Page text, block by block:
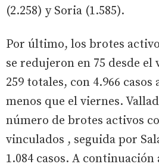
(2.258) y Soria (1.585).
Por último, los brotes
se redujeron en 75 desde el
259 totales, con 4.966 casos
menos que el viernes.
número de brotes activos
vinculados , seguida por
1.084 casos. A